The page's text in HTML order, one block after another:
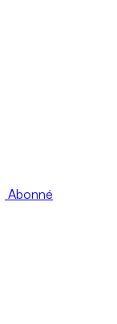
Abonné